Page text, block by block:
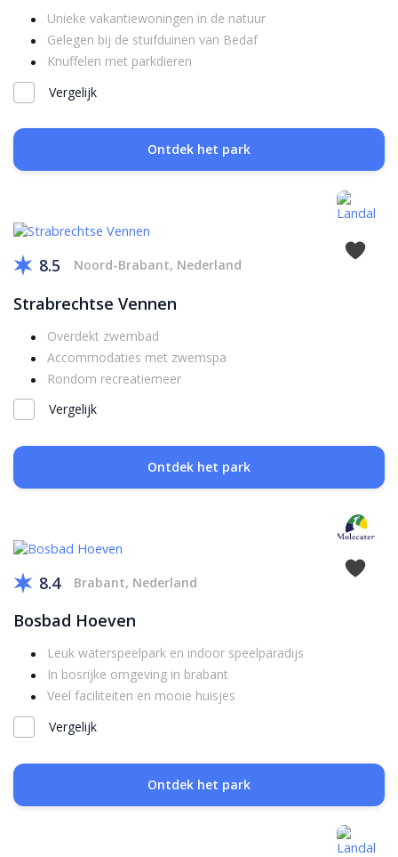
Unieke vakantiewoningen in de natuur
Gelegen bij de stuifduinen van Bedaf
Knuffelen met parkdieren
Vergelijk
Ontdek het park
8.5 Noord-Brabant, Nederland
Strabrechtse Vennen
Overdekt zwembad
Accommodaties met zwemspa
Rondom recreatiemeer
Vergelijk
Ontdek het park
8.4 Brabant, Nederland
Bosbad Hoeven
Leuk waterspeelpark en indoor speelparadijs
In bosrijke omgeving in brabant
Veel faciliteiten en mooie huisjes
Vergelijk
Ontdek het park